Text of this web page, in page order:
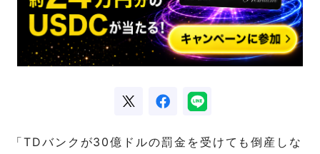
「TDバンクが30億ドルの罰金を受けても倒産しな